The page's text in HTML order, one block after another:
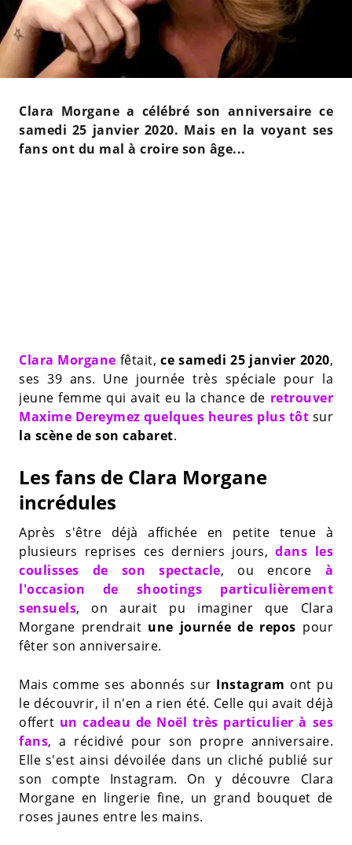
Clara Morgane a célébré son anniversaire ce
samedi 25 janvier 2020. Mais en la voyant ses
fans ont du mal à croire son âge...
Clara Morgane fêtait,ce samedi 25 janvier 2020,
ses 39 ans. Une journée très spéciale pour la
jeune femme qui avait eu la chance de retrouver
Maxime Dereymez quelques heures plus tôt sur
la scène de son cabaret.
Les fans de Clara Morgane
incrédules
Après s'être déjà affichée en petite tenue à
plusieurs reprises ces derniers jours,dans les
coulisses de son spectacle, ou encore à
l'occasion de shootings particulièrement
sensuels, on aurait pu imaginer que Clara
Morgane prendrait une journée de repos pour
fêter son anniversaire.
Mais comme ses abonnés sur Instagram ont pu
le découvrir, il n'en a rien été. Celle qui avait déjà
offert un cadeau de Noël très particulier à ses
fans, a récidivé pour son propre anniversaire.
Elle s'est ainsi dévoilée dans un cliché publié sur
son compte Instagram. On y découvre Clara
Morgane en lingerie fine, un grand bouquet de
roses jaunes entre les mains.